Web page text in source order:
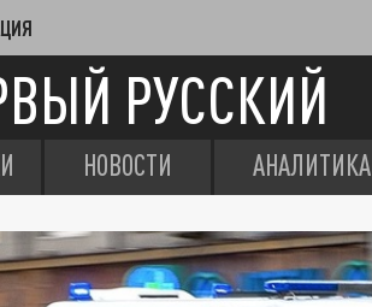
РУССКИЙ
НОВОСТИ АНАЛИТИКА